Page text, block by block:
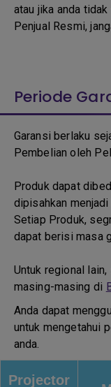
atau jika anda
Penjual Resmi,
Periode
Garansi berlaku
Pembelian oleh
Produk dapat
dipisahkan
Setiap Produk,
dapat berisi masa
Untuk regional
masing-masing di
Anda dapat
untuk mengetahui
anda.
Projector